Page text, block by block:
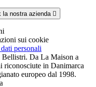
la nostra azienda 
sui cookie
personali
Bellistri. Da La Maison a
riconosciute in Danimarca
europeo dal 1998.